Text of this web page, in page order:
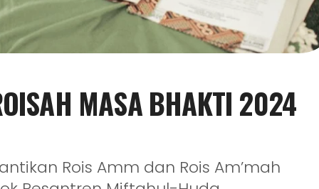
MASA BHAKTI 2024
Rois Amm dan Rois Am’mah